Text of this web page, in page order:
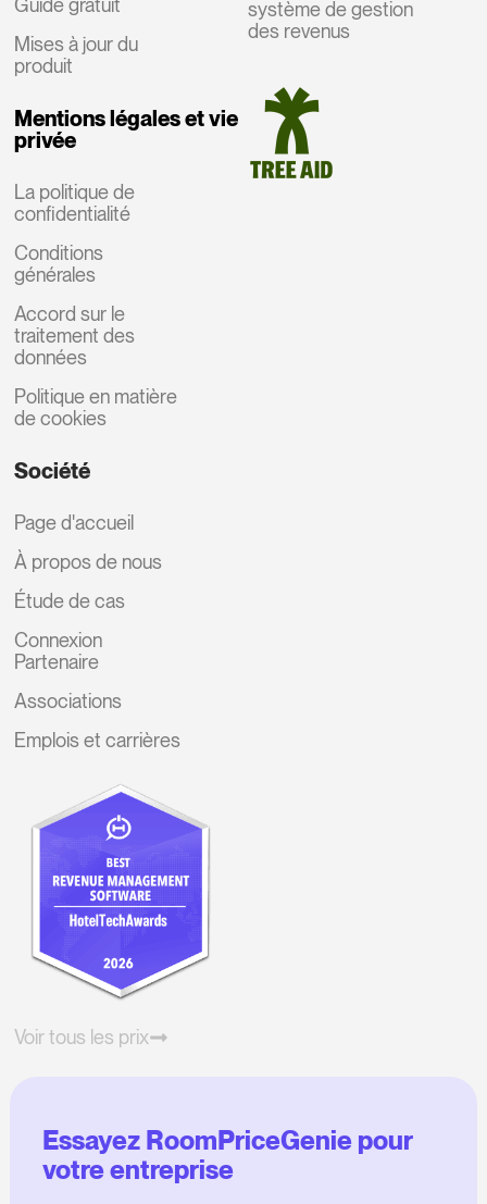
Guide gratuit
Mises à jour du
produit
Mentions légales et vie
privée
La politique de
confidentialité
Conditions
générales
Accord sur le
traitement des
données
Politique en matière
de cookies
système de gestion
des revenus
Société
Page d'accueil
À propos de nous
Étude de cas
Connexion
Partenaire
Associations
Emplois et carrières
Voir tous les prix
Essayez RoomPriceGenie pour
votre entreprise